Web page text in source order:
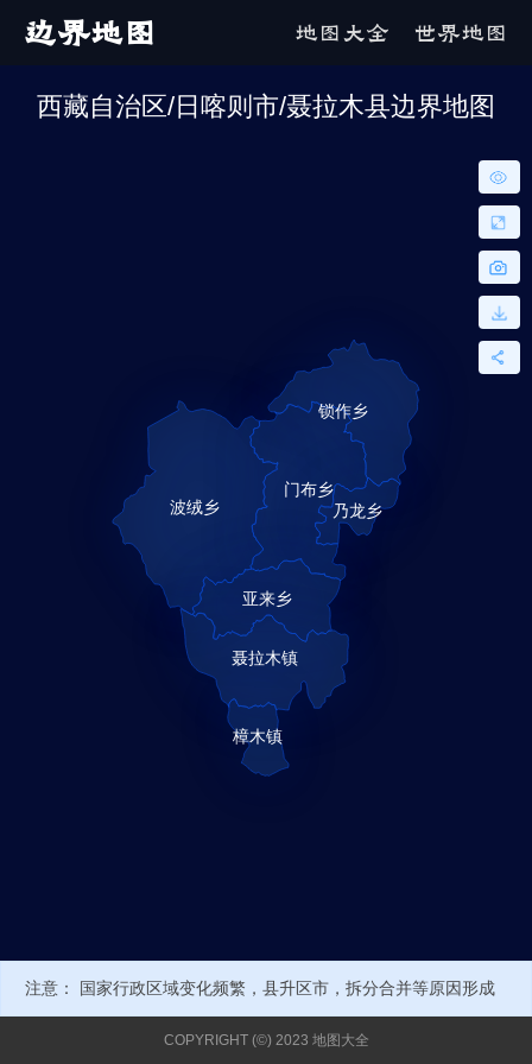
边界地图 地图大全 世界地图
注意： 国家行政区域变化频繁，县升区市，拆分合并等原因形成
新的行政编号或名称，可能导致部分数据不正确。当前经纬度来自
COPYRIGHT (©) 2023 地图大全